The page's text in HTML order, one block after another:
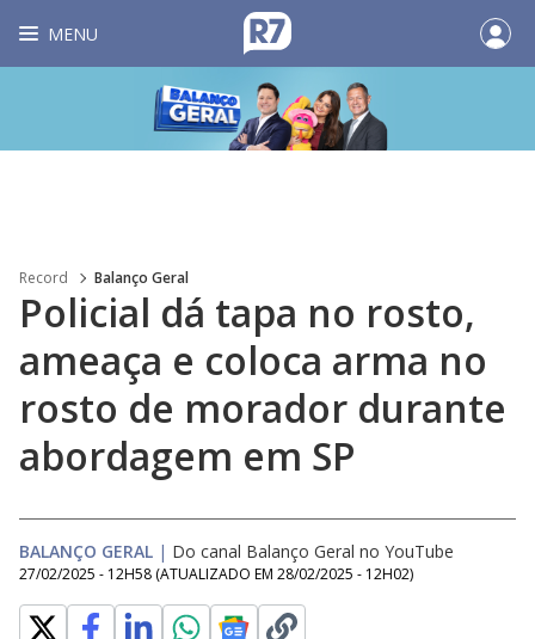
MENU
Record Balanço Geral
Policial dá tapa no rosto,
ameaça e coloca arma no
rosto de morador durante
abordagem em SP
BALANÇO GERAL | Do canal Balanço Geral no YouTube
27/02/2025 - 12H58 (ATUALIZADO EM 28/02/2025 - 12H02)